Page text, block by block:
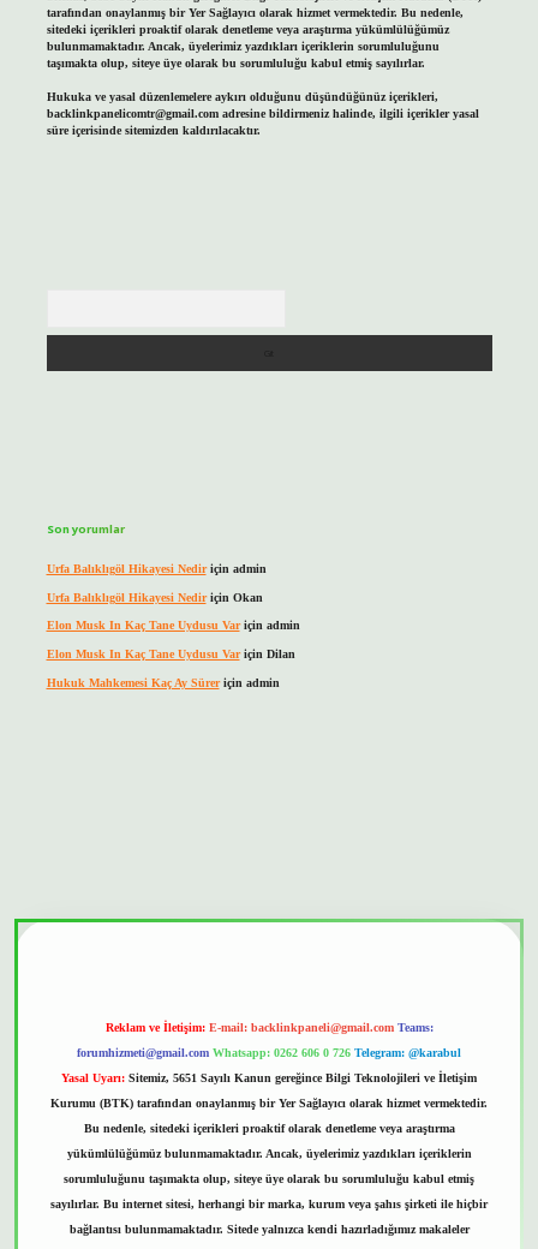
tarafından onaylanmış bir Yer Sağlayıcı olarak hizmet vermektedir. Bu nedenle,
sitedeki içerikleri proaktif olarak denetleme veya araştırma yükümlülüğümüz
bulunmamaktadır. Ancak, üyelerimiz yazdıkları içeriklerin sorumluluğunu
taşımakta olup, siteye üye olarak bu sorumluluğu kabul etmiş sayılırlar.
Hukuka ve yasal düzenlemelere aykırı olduğunu düşündüğünüz içerikleri,
backlinkpanelicomtr@gmail.comadresine bildirmeniz halinde, ilgili içerikler yasal
süre içerisinde sitemizden kaldırılacaktır.
Son yorumlar
Urfa Balıklıgöl Hikayesi Nediriçin admin
Urfa Balıklıgöl Hikayesi Nediriçin Okan
Elon Musk In Kaç Tane Uydusu Variçin admin
Elon Musk In Kaç Tane Uydusu Variçin Dilan
Hukuk Mahkemesi Kaç Ay Süreriçin admin
Reklam ve İletişim: E-mail: backlinkpaneli@gmail.com Teams:
forumhizmeti@gmail.com Whatsapp: 0262 606 0 726 Telegram: @karabul
Yasal Uyarı: Sitemiz, 5651 Sayılı Kanun gereğince Bilgi Teknolojileri ve İletişim
Kurumu (BTK) tarafından onaylanmış bir Yer Sağlayıcı olarak hizmet vermektedir.
Bu nedenle, sitedeki içerikleri proaktif olarak denetleme veya araştırma
yükümlülüğümüz bulunmamaktadır. Ancak, üyelerimiz yazdıkları içeriklerin
sorumluluğunu taşımakta olup, siteye üye olarak bu sorumluluğu kabul etmiş
sayılırlar. Bu internet sitesi, herhangi bir marka, kurum veya şahıs şirketi ile hiçbir
bağlantısı bulunmamaktadır. Sitede yalnızca kendi hazırladığımız makaleler